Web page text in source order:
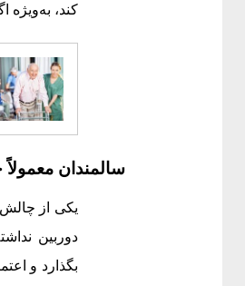
کند،
سالمندان
یکی از
دوربین
بگذارد و